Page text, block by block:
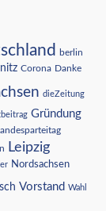
berlin
Corona Danke
dieZeitung
Gründung
Landesparteitag
Leipzig
Nordsachsen
Vorstand Wahl